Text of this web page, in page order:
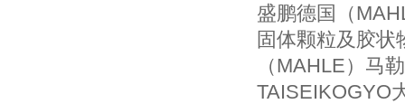
盛鹏德国（
固体颗粒及胶
（MAHLE）马
TAISEIKOGYO